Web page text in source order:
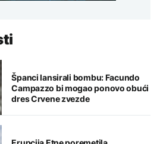
Španci lansirali bombu: Facundo
Campazzo bi mogao ponovo obući
dres Crvene zvezde